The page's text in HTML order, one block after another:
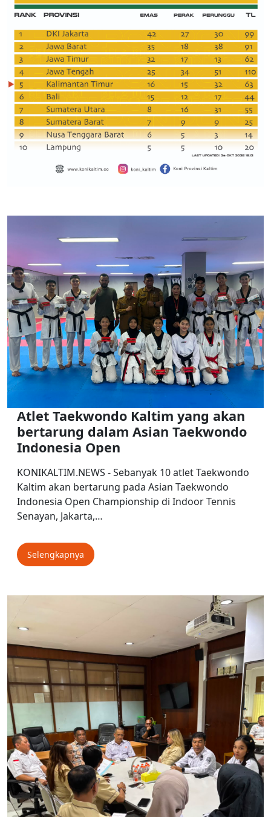
Atlet Taekwondo Kaltim yang akan
bertarung dalam Asian Taekwondo
Indonesia Open
KONIKALTIM.NEWS - Sebanyak 10 atlet Taekwondo
Kaltim akan bertarung pada Asian Taekwondo
Indonesia Open Championship di Indoor Tennis
Senayan, Jakarta,…
Selengkapnya